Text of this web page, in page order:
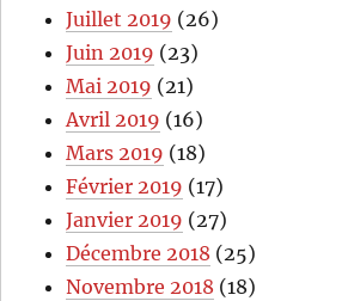
Juillet 2019 (26)
Juin 2019 (23)
Mai 2019 (21)
Avril 2019 (16)
Mars 2019 (18)
Février 2019 (17)
Janvier 2019 (27)
Décembre 2018 (25)
Novembre 2018 (18)